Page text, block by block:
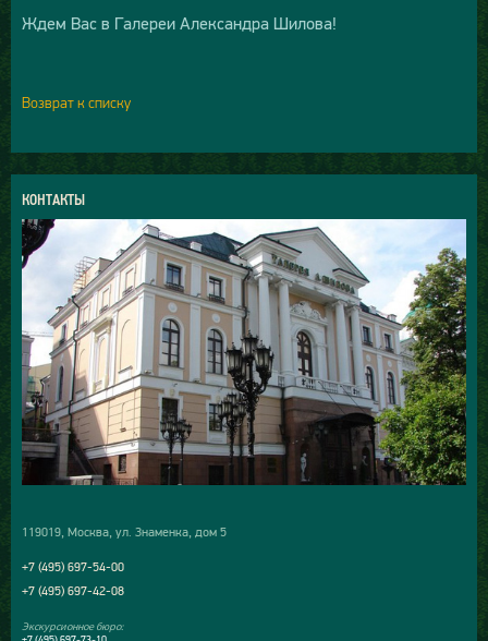
Ждем Вас в Галереи Александра Шилова!
Возврат к списку
КОНТАКТЫ
119019, Москва, ул. Знаменка, дом 5
+7 (495) 697-54-00
+7 (495) 697-42-08
Экскурсионное бюро: